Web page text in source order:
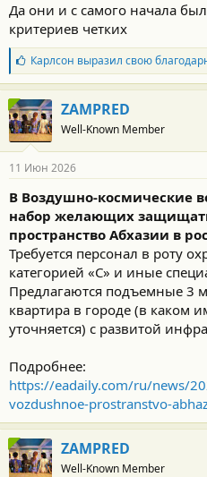
Да они и с самого начала
критериев четких
Б
л
а
г
о
д
а
н
с
т
и
Карлсон выразил свою
ZAMPRED
Well-Known Member
11 Июн 2026
В Воздушно-космические
набор желающих
пространство Абхазии в
Требуется персонал в роту
категорией «С» и иные
Предлагаются подъемные 3
квартира в городе (в каком
уточняется) с развитой
Подробнее:
https://eadaily.com/ru/news/
vozdushnoe-prostranstvo-
ZAMPRED
Well-Known Member